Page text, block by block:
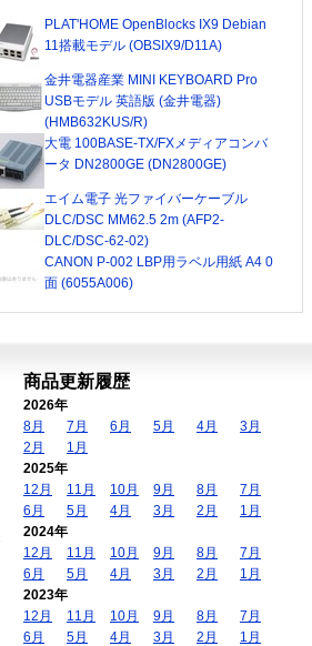
PLAT'HOME OpenBlocks IX9 Debian
11搭載モデル (OBSIX9/D11A)
金井電器産業 MINI KEYBOARD Pro
USBモデル 英語版 (金井電器)
(HMB632KUS/R)
大電 100BASE-TX/FXメディアコンバ
ータ DN2800GE (DN2800GE)
エイム電子 光ファイバーケーブル
DLC/DSC MM62.5 2m (AFP2-
DLC/DSC-62-02)
CANON P-002 LBP用ラベル用紙 A4 0
面 (6055A006)
商品更新履歴
2026年
8月
7月 6月 5月 4月
3月
2月
1月
2025年
12月
11月 10月 9月 8月
7月
6月
5月 4月 3月 2月
1月
2024年
12月
11月 10月 9月 8月
7月
6月
5月 4月 3月 2月
1月
2023年
12月
11月 10月 9月 8月
7月
6月
5月 4月 3月 2月
1月